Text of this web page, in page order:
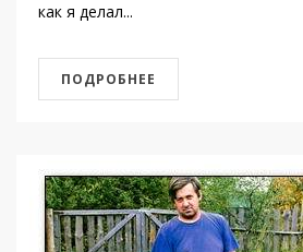
как я делал...
ПОДРОБНЕЕ